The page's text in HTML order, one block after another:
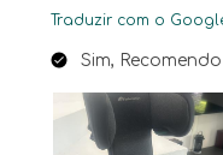
Traduzir com o
Sim,